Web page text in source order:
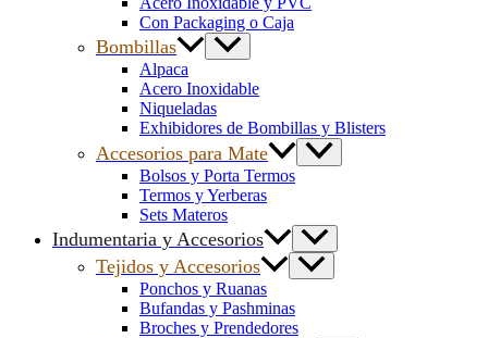
Con Packaging o Caja
Bombillas
Alpaca
Acero Inoxidable
Niqueladas
Exhibidores de Bombillas y Blisters
Accesorios para Mate
Bolsos y Porta Termos
Termos y Yerberas
Sets Materos
Indumentaria y Accesorios
Tejidos y Accesorios
Ponchos y Ruanas
Bufandas y Pashminas
Broches y Prendedores